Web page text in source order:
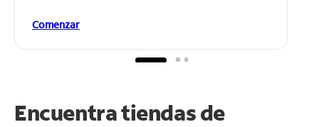
Comenzar
Encuentra tiendas de